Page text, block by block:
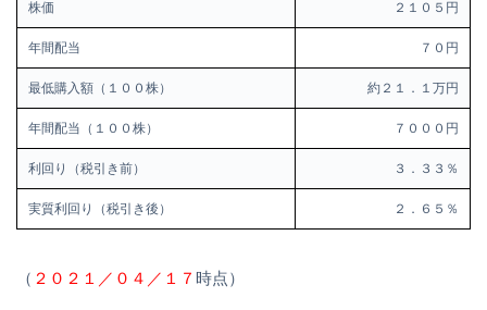
株価 ２１０５円
年間配当 ７０円
最低購入額（１００株） 約２１．１万円
年間配当（１００株） ７０００円
利回り（税引き前） ３．３３％
実質利回り（税引き後） ２．６５％
（ ２０２１／０４／１７ 時点）